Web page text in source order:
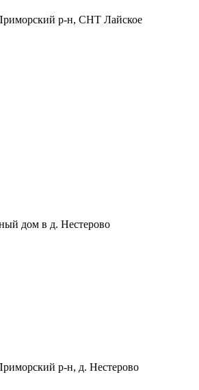
р-н, СНТ Лайское
дом в д. Нестерово
р-н, д. Нестерово